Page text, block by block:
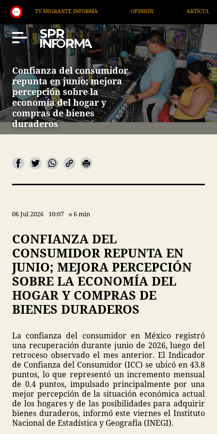
TV MIGRANTE INFORMA ARTÍCULOS
Confianza del consumidor
repunta en junio; mejora
percepción sobre la
economía del hogar y
compras de bienes
duraderos
06 Jul 2026 10:07 6 min
CONFIANZA DEL
CONSUMIDOR REPUNTA EN
JUNIO; MEJORA PERCEPCIÓN
SOBRE LA ECONOMÍA DEL
HOGAR Y COMPRAS DE
BIENES DURADEROS
La confianza del consumidor en México registró
una recuperación durante junio de 2026, luego del
retroceso observado el mes anterior. El Indicador
de Confianza del Consumidor (ICC) se ubicó en 43.8
puntos, lo que representó un incremento mensual
de 0.4 puntos, impulsado principalmente por una
mejor percepción de la situación económica actual
de los hogares y de las posibilidades para adquirir
bienes duraderos, informó este viernes el Instituto
Nacional de Estadística y Geografía (INEGI).